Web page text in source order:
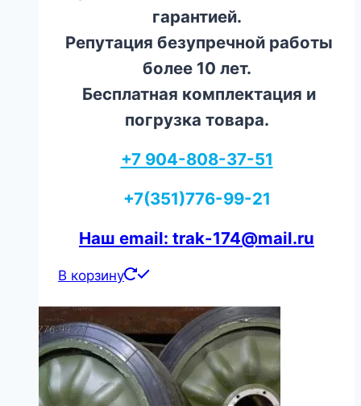
гарантией.
Репутация безупречной работы
более 10 лет.
Бесплатная комплектация и
погрузка товара.
+7 904-808-37-51
+7(351)776-99-21
Наш email: trak-174@mail.ru
В корзину